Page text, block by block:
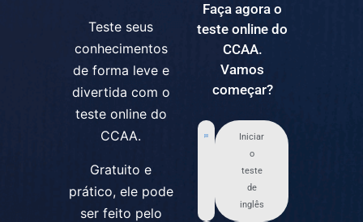
Teste seus
conhecimentos
de forma leve e
divertida com o
teste online do
CCAA.
Gratuito e
prático, ele pode
ser feito pelo
Faça agora o
teste online do
CCAA.
Vamos
começar?
Iniciar
o
teste
de
inglês